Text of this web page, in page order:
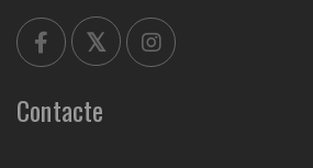
Contacte